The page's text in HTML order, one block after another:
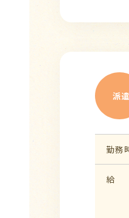
派遣
勤務
給